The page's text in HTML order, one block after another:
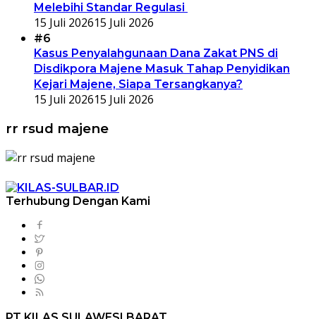
Melebihi Standar Regulasi
15 Juli 202615 Juli 2026
#6
Kasus Penyalahgunaan Dana Zakat PNS di
Disdikpora Majene Masuk Tahap Penyidikan
Kejari Majene, Siapa Tersangkanya?
15 Juli 202615 Juli 2026
rr rsud majene
Terhubung Dengan Kami